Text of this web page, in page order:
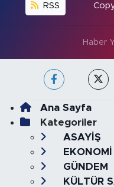
RSS
Haber
Ana Sayfa
Kategoriler
ASAYİŞ
EKONOMİ
GÜNDEM
KÜLTÜR